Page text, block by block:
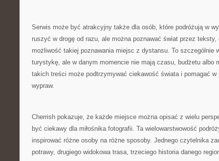
Serwis może być atrakcyjny także dla osób, które podróżują w
ruszyć w drogę od razu, ale można poznawać świat przez
możliwość takiej poznawania miejsc z dystansu. To szczególnie
turystykę, ale w danym momencie nie mają czasu, budżetu albo
takich treści może podtrzymywać ciekawość świata i pomagać w
wypraw.
Cherrish pokazuje, że każde miejsce można opisać z wielu
być ciekawy dla miłośnika fotografii. Ta wielowarstwowość
inspirować różne osoby na różne sposoby. Jednego czytelnika
potrawy, drugiego widokowa trasa, trzeciego historia danego